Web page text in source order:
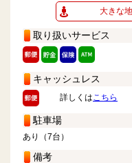
大きな
取り扱いサービス
キャッシュレス
詳しくはこちら
駐車場
あり（7台）
備考